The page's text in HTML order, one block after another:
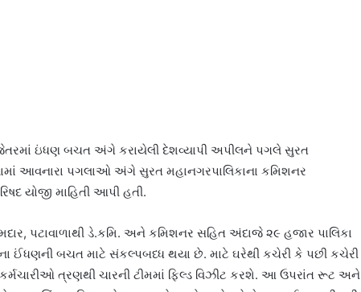
તાજેતરમાં ઇંધણ બચત અંગે કરાયેલી દેશવ્યાપી અપીલને પગલે સુરત
આવનારા પગલાઓ અંગે સુરત મહાનગરપાલિકાના કમિશનર
યોજી માહિતી આપી હતી.
પટાવાળાથી ડે.કમિ. અને કમિશનર સહિત અંદાજે ૨૯ હજાર પાલિકા
ઈંધણની બચત માટે સંકલ્પબધ્ધ થયા છે. માટે ઘરેથી કચેરી કે પછી કચેરી
ત્રણથી ચારની ટીમમાં ફિલ્ડ વિઝીટ કરશે. આ ઉપરાંત રૂટ અને